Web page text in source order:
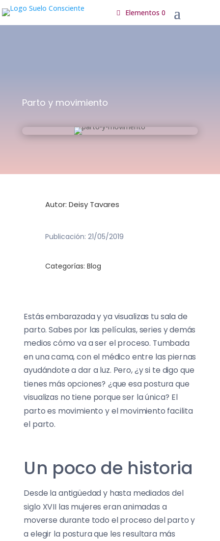
Elementos 0
Parto y movimiento
Autor: Deisy Tavares
Publicación: 21/05/2019
Categorías: Blog
Estás embarazada y ya visualizas tu sala de
parto. Sabes por las películas, series y demás
medios cómo va a ser el proceso. Tumbada
en una cama, con el médico entre las piernas
ayudándote a dar a luz. Pero, ¿y si te digo que
tienes más opciones? ¿que esa postura que
visualizas no tiene porque ser la única? El
parto es movimiento y el movimiento facilita
el parto.
Un poco de historia
Desde la antigüedad y hasta mediados del
siglo XVII las mujeres eran animadas a
moverse durante todo el proceso del parto y
a elegir la postura que les resultara más